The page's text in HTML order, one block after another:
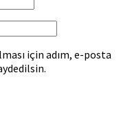
için adım, e-posta